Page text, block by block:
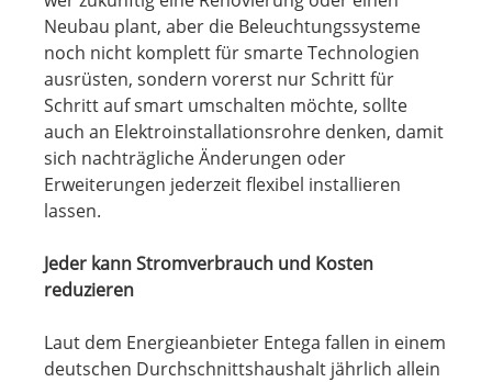
Neubau plant, aber die Beleuchtungssysteme
noch nicht komplett für smarte Technologien
ausrüsten, sondern vorerst nur Schritt für
Schritt auf smart umschalten möchte, sollte
auch an Elektroinstallationsrohre denken, damit
sich nachträgliche Änderungen oder
Erweiterungen jederzeit flexibel installieren
lassen.
Jeder kann Stromverbrauch und Kosten
reduzieren
Laut dem Energieanbieter Entega fallen in einem
deutschen Durchschnittshaushalt jährlich allein